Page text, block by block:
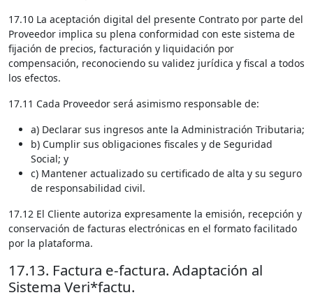
17.10 La aceptación digital del presente Contrato por parte del
Proveedor implica su plena conformidad con este sistema de
fijación de precios, facturación y liquidación por
compensación, reconociendo su validez jurídica y fiscal a todos
los efectos.
17.11 Cada Proveedor será asimismo responsable de:
a) Declarar sus ingresos ante la Administración Tributaria;
b) Cumplir sus obligaciones fiscales y de Seguridad
Social; y
c) Mantener actualizado su certificado de alta y su seguro
de responsabilidad civil.
17.12 El Cliente autoriza expresamente la emisión, recepción y
conservación de facturas electrónicas en el formato facilitado
por la plataforma.
17.13. Factura e-factura. Adaptación al
Sistema Veri*factu.